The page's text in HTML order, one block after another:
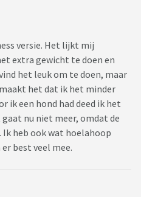
versie. Het lijkt mij
extra gewicht te doen en
het leuk om te doen, maar
het dat ik het minder
ik een hond had deed ik het
nu niet meer, omdat de
Ik heb ook wat hoelahoop
best veel mee.